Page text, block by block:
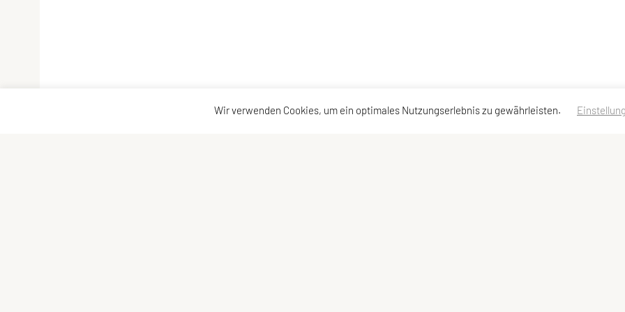
Wir verwenden Cookies, um ein optimales Nutzungserlebnis zu gewährleisten.